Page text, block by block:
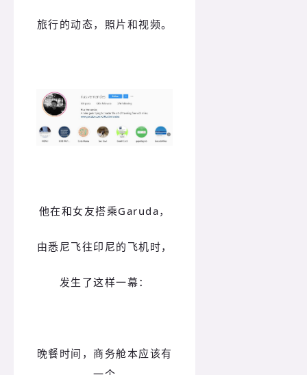
旅行的动态，照片和视频。
他在和女友搭乘Garuda，
由悉尼飞往印尼的飞机时，
发生了这样一幕：
晚餐时间，商务舱本应该有